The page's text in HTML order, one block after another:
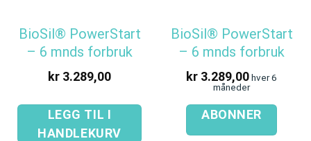
BioSil® PowerStart
– 6 mnds forbruk
kr 3.289,00
LEGG TIL I
HANDLEKURV
BioSil® PowerStart
– 6 mnds forbruk
kr 3.289,00hver 6
måneder
ABONNER